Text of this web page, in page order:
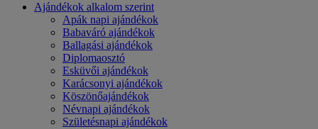
Ajándékok alkalom szerint
Apák napi ajándékok
Babaváró ajándékok
Ballagási ajándékok
Diplomaosztó
Esküvői ajándékok
Karácsonyi ajándékok
Köszönőajándékok
Névnapi ajándékok
Születésnapi ajándékok